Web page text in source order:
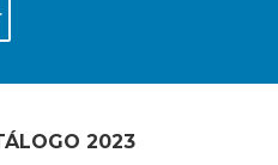
2023